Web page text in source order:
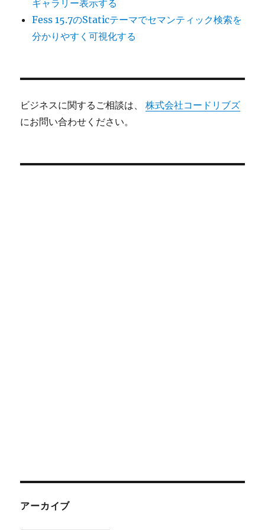
ギャラリー表示する
Fess 15.7のStaticテーマでセマンティック検索を
分かりやすく可視化する
ビジネスに関するご相談は、株式会社コードリブズ
にお問い合わせください。
アーカイブ